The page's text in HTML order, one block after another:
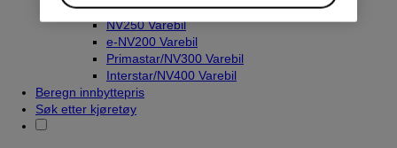
Townstar El-Varebil
NV250 Varebil
e-NV200 Varebil
Primastar/NV300 Varebil
Interstar/NV400 Varebil
Beregn innbyttepris
Søk etter kjøretøy